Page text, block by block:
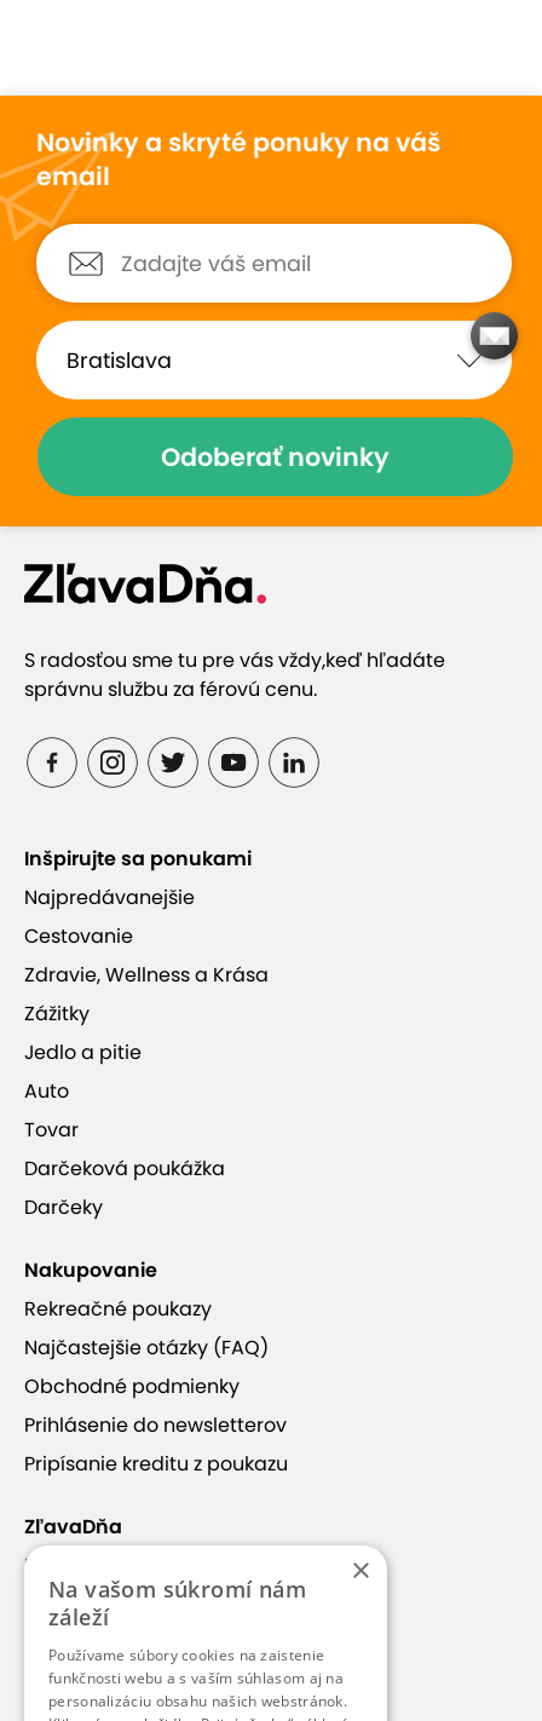
Novinky a skryté ponuky na váš
email
Odoberať novinky
S radosťou sme tu pre vás vždy,keď hľadáte
správnu službu za férovú cenu.
Inšpirujte sa ponukami
Najpredávanejšie
Cestovanie
Zdravie, Wellness a Krása
Zážitky
Jedlo a pitie
Auto
Tovar
Darčeková poukážka
Darčeky
Nakupovanie
Rekreačné poukazy
Najčastejšie otázky (FAQ)
Obchodné podmienky
Prihlásenie do newsletterov
Pripísanie kreditu z poukazu
ZľavaDňa
Náš príbeh
Kontakt
Kariéra
Blog
×
Na vašom súkromí nám
záleží
Používame súbory cookies na zaistenie
funkčnosti webu a s vaším súhlasom aj na
personalizáciu obsahu našich webstránok.